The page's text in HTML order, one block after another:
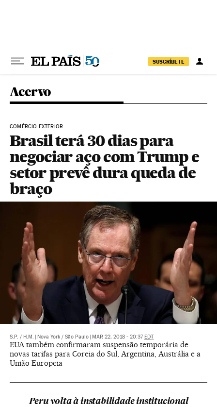
SUSCRÍBETE
Acervo
COMÉRCIO EXTERIOR
Brasil terá 30 dias para
negociar aço com Trump e
setor prevê dura queda de
braço
S.P. / H.M. Nova York / São Paulo MAR 22, 2018 - 20:37 EDT
EUA também confirmaram suspensão temporária de
novas tarifas para Coreia do Sul, Argentina, Austrália e a
União Europeia
Peru volta à instabilidade institucional